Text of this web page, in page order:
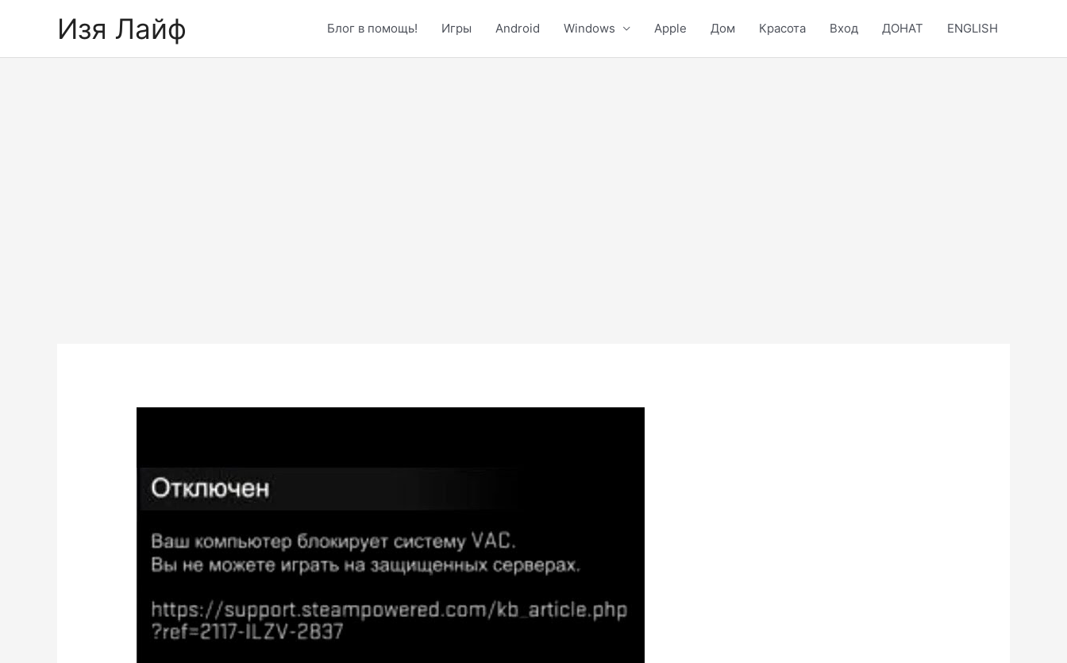
Изя Лайф Блог в помощь! Игры Android Windows Apple Дом Красота Вход ДОНАТ ENGLISH